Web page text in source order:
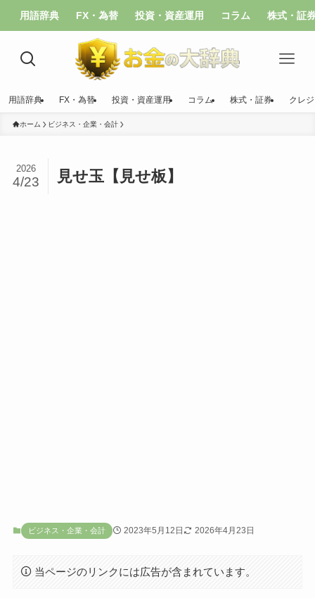
用語辞典 FX・為替 投資・資産運用 コラム 株式・証
用語辞典 FX・為替 投資・資産運用 コラム 株式・証券 クレ
ホーム ビジネス・企業・会計
見せ玉【見せ板】
2026
4/23
ビジネス・企業・会計 2023年5月12日 2026年4月23日
当ページのリンクには広告が含まれています。